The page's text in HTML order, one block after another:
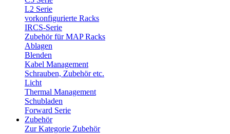
L2 Serie
vorkonfigurierte Racks
IRCS-Serie
Zubehör für MAP Racks
Ablagen
Blenden
Kabel Management
Schrauben, Zubehör etc.
Licht
Thermal Management
Schubladen
Forward Serie
Zubehör
Zur Kategorie Zubehör